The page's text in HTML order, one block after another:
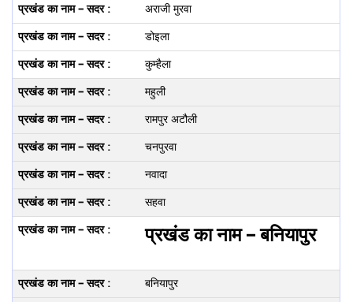
अराजी मुरवा
डोइला
कुम्‍हैला
महुली
रामपुर अटौली
चनपुरवा
नवादा
सहवा
प्रखंड का नाम – बनियापुर
बनियापुर